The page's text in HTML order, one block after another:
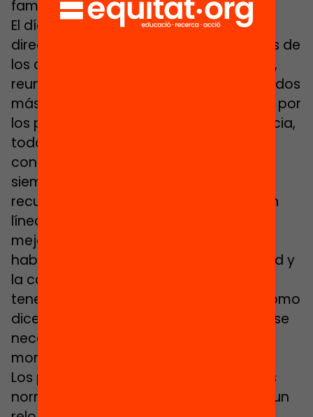
familias”.
El día a día de la mayoría de equipos
directivos y, en general, de los maestros de
los centros es un continuo de llamadas,
reuniones entre ellos para buscar métodos
más innovadores, charlas con alumnos por
los pasillos… Un no parar. En consecuencia,
todos los directores de centro
consultados en este reportaje hablan
siempre de la falta de tiempo y de
recursos que sufren. Reconocen que, en
líneas generales, las cosas han ido
mejorando en los últimos años, pero al
haber aumentado también la diversidad y
la complejidad de las escuelas, “lo que
tenemos no es suficiente”. De hecho, como
dice Longan, de Montcada, lo que más se
necesita es “tiempo para parar un
momento y pensar”.
Los profesores de este tipo de escuelas
normalmente trabajan más horas que un